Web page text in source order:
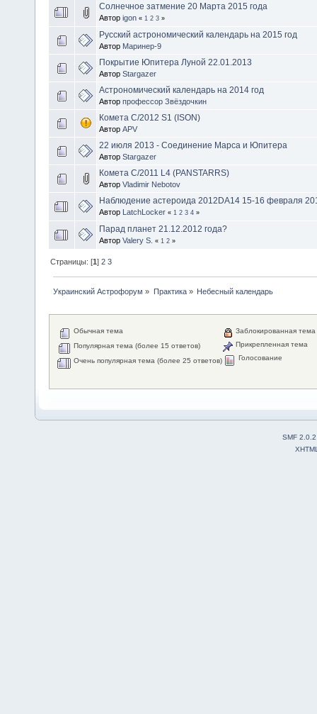
Солнечное затмение 20 Марта 2015 года
Автор igon « 1 2 3 »
Русский астрономический календарь на 2015 год
Автор Маринер-9
Покрытие Юпитера Луной 22.01.2013
Автор Stargazer
Астрономический календарь на 2014 год
Автор профессор Звёздочкин
Комета C/2012 S1 (ISON)
Автор APV
22 июля 2013 - Соединение Марса и Юпитера
Автор Stargazer
Комета C/2011 L4 (PANSTARRS)
Автор Vladimir Nebotov
Наблюдение астероида 2012DA14 15-16 февраля
Автор LatchLocker « 1 2 3 4 »
Парад планет 21.12.2012 года?
Автор Valery S. « 1 2 »
Страницы: [1]2 3
Украинский Астрофорум » Практика» Небесный календарь
Обычная тема
Популярная тема (более 15 ответов)
Очень популярная тема (более 25 ответов)
Заблокированная тема
Прикрепленная тема
Голосование
SMF 2.0.2